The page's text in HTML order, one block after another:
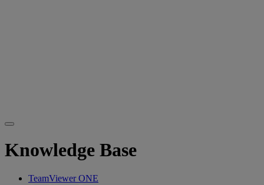
Knowledge Base
TeamViewer ONE